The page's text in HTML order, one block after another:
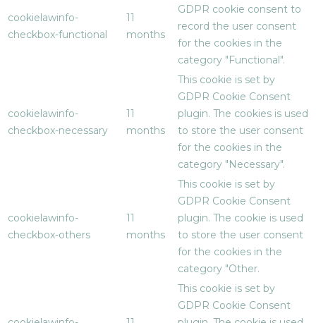
cookielawinfo-
checkbox-functional
11
months
GDPR cookie consent to
record the user consent
for the cookies in the
category "Functional".
cookielawinfo-
checkbox-necessary
11
months
This cookie is set by
GDPR Cookie Consent
plugin. The cookies is used
to store the user consent
for the cookies in the
category "Necessary".
cookielawinfo-
checkbox-others
11
months
This cookie is set by
GDPR Cookie Consent
plugin. The cookie is used
to store the user consent
for the cookies in the
category "Other.
This cookie is set by
GDPR Cookie Consent